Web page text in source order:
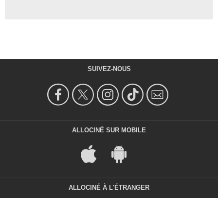
SUIVEZ-NOUS
ALLOCINÉ SUR MOBILE
ALLOCINÉ À L'ÉTRANGER